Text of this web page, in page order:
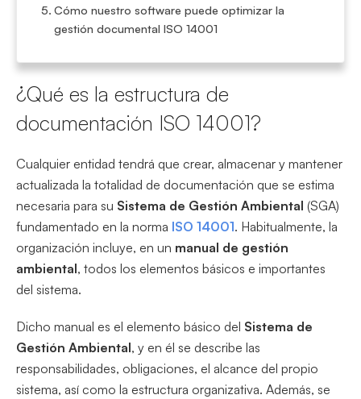
Cómo nuestro software puede optimizar la
gestión documental ISO 14001
¿Qué es la estructura de
documentación ISO 14001?
Cualquier entidad tendrá que crear, almacenar y mantener
actualizada la totalidad de documentación que se estima
necesaria para su Sistema de Gestión Ambiental (SGA)
fundamentado en la norma ISO 14001. Habitualmente, la
organización incluye, en un manual de gestión
ambiental, todos los elementos básicos e importantes
del sistema.
Dicho manual es el elemento básico del Sistema de
Gestión Ambiental, y en él se describe las
responsabilidades, obligaciones, el alcance del propio
sistema, así como la estructura organizativa. Además, se